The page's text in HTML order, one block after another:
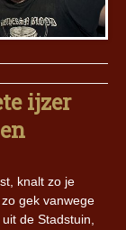
ijzer
knalt zo je
gek vanwege
de Stadstuin,